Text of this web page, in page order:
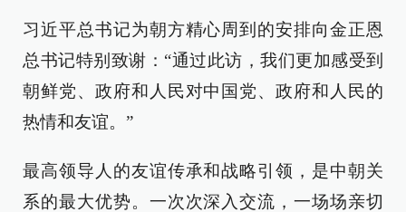
习近平总书记为朝方精心周到的安排向金正恩
总书记特别致谢：“通过此访，我们更加感受到
朝鲜党、政府和人民对中国党、政府和人民的
热情和友谊。”
最高领导人的友谊传承和战略引领，是中朝关
系的最大优势。一次次深入交流，一场场亲切